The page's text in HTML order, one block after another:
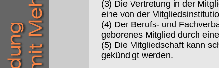
(3) Die Vertretung in der
eine von der
(4) Der Berufs- und
geborenes Mitglied durch
(5) Die Mitgliedschaft kann
gekündigt werden.